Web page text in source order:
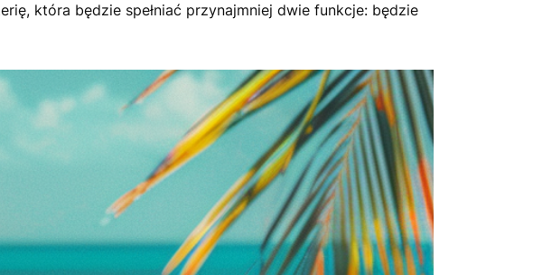
która będzie spełniać przynajmniej dwie funkcje: będzie